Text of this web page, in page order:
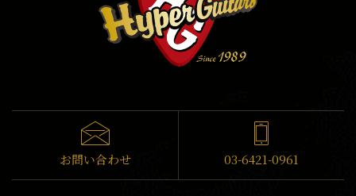
お問い合わせ 03-6421-0961